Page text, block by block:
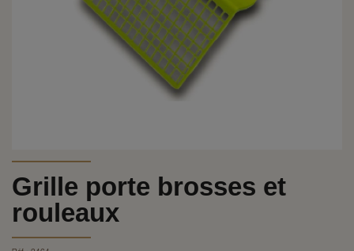
Grille porte brosses et
rouleaux